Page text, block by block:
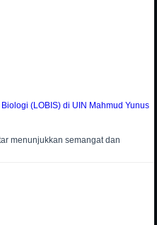
(LOBIS) di UIN Mahmud Yunus
menunjukkan semangat dan